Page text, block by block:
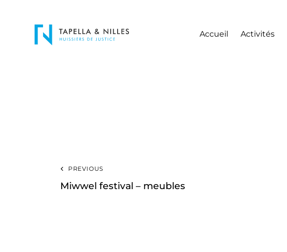
Accueil Activités
PREVIOUS
Miwwel festival – meubles